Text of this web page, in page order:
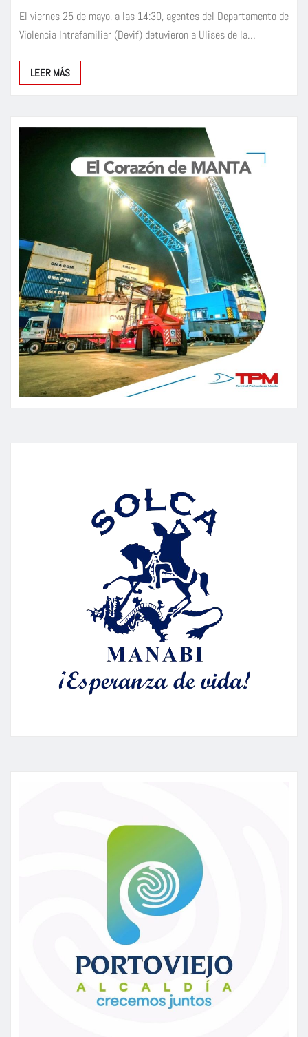
El viernes 25 de mayo, a las 14:30, agentes del Departamento de
Violencia Intrafamiliar (Devif) detuvieron a Ulises de la…
LEER MÁS